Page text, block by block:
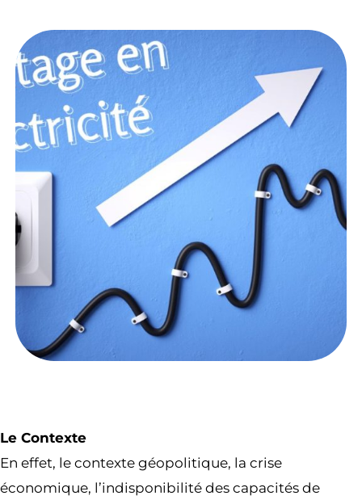
Le Contexte
En effet, le contexte géopolitique, la crise
économique, l’indisponibilité des capacités de